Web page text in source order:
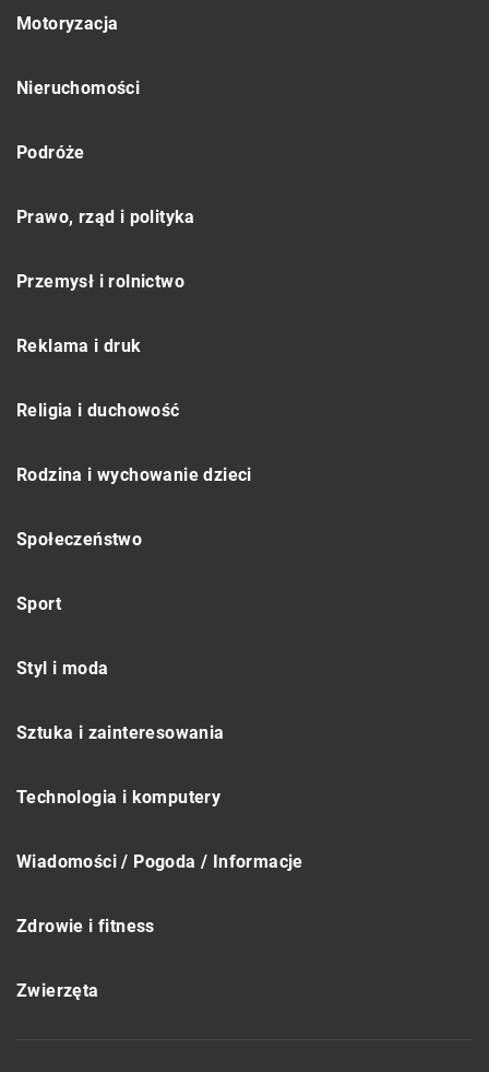
Motoryzacja
Nieruchomości
Podróże
Prawo, rząd i polityka
Przemysł i rolnictwo
Reklama i druk
Religia i duchowość
Rodzina i wychowanie dzieci
Społeczeństwo
Sport
Styl i moda
Sztuka i zainteresowania
Technologia i komputery
Wiadomości / Pogoda / Informacje
Zdrowie i fitness
Zwierzęta